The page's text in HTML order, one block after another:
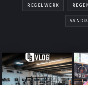
REGELWERK